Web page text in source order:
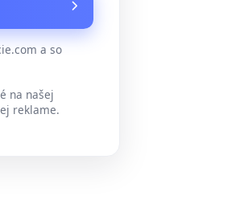
a so
na našej
reklame.